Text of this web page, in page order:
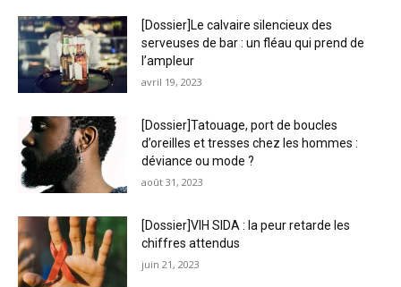
[Dossier]Le calvaire silencieux des
serveuses de bar : un fléau qui prend de
l’ampleur
avril 19, 2023
[Dossier]Tatouage, port de boucles
d’oreilles et tresses chez les hommes :
déviance ou mode ?
août 31, 2023
[Dossier]VIH SIDA : la peur retarde les
chiffres attendus
juin 21, 2023